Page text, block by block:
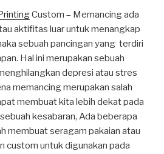
Custom – Memancing ada
aktifitas luar untuk menangkap
sebuah pancingan yang terdiri
Hal ini merupakan sebuah
depresi atau stres
memancing merupakan salah
membuat kita lebih dekat pada
kesabaran, Ada beberapa
membuat seragam pakaian atau
custom untuk digunakan pada